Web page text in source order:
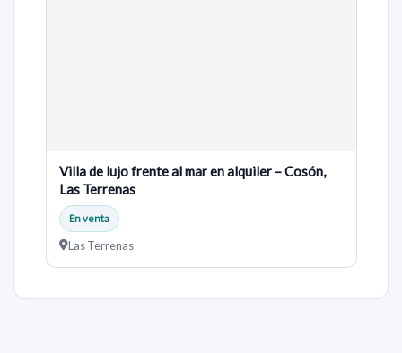
Villa de lujo frente al mar en alquiler – Cosón,
Las Terrenas
En venta
Las Terrenas